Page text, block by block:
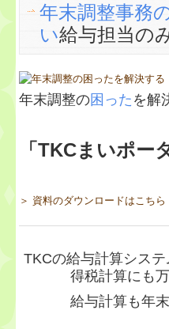
年末調整事務
い給与担当の
年末調整の困った を解
「TKCまいポー
＞ 資料のダウンロードはこちら
TKCの給与計算シス
得税計算にも
給与計算も年